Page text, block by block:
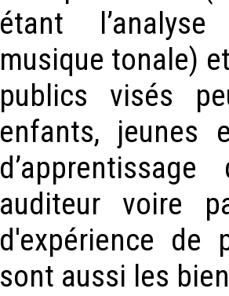
étant
musique tonale)
publics visés
enfants, jeunes
auditeur voire
d'expérience de
sont aussi les